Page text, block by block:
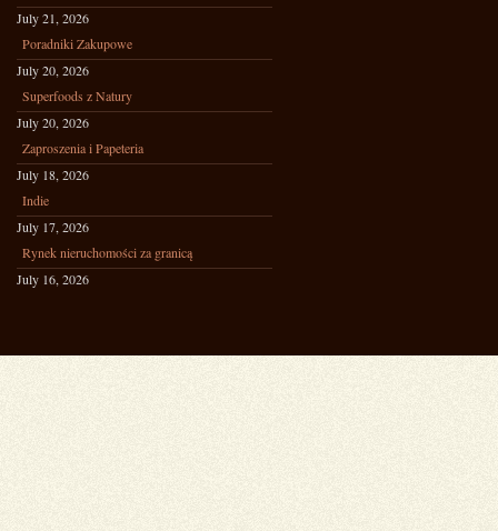
July 21, 2026
Poradniki Zakupowe
July 20, 2026
Superfoods z Natury
July 20, 2026
Zaproszenia i Papeteria
July 18, 2026
Indie
July 17, 2026
Rynek nieruchomości za granicą
July 16, 2026